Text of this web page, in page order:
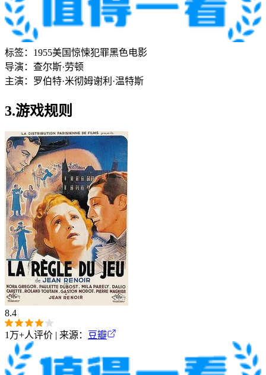
标签： 1955美国惊悚犯罪黑色电影
导演： 查尔斯·劳顿
主演： 罗伯特·米彻姆谢利·温特斯
3.游戏规则
8.4
1万+人评价 | 来源： 豆瓣